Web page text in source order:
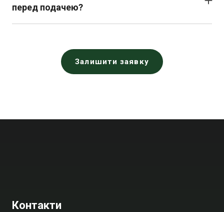
перед подачею?
Залишити заявку
Контакти